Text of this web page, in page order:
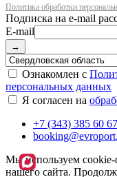
Политика обработки
E-mail
→
Ознакомлен с
персональных данных
Я согласен на
+7 (343) 385 60 67
Мы используем cookie-
нашего сайта.